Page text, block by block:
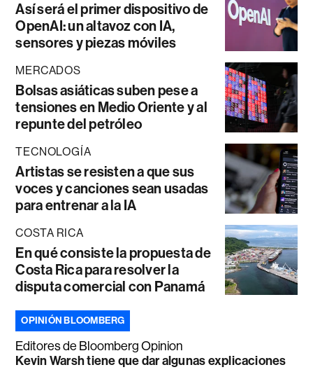
Así será el primer dispositivo de
OpenAI: un altavoz con IA,
sensores y piezas móviles
MERCADOS
Bolsas asiáticas suben pese a
tensiones en Medio Oriente y al
repunte del petróleo
TECNOLOGÍA
Artistas se resisten a que sus
voces y canciones sean usadas
para entrenar a la IA
COSTA RICA
En qué consiste la propuesta de
Costa Rica para resolver la
disputa comercial con Panamá
OPINIÓN BLOOMBERG
Editores de Bloomberg Opinion
Kevin Warsh tiene que dar algunas explicaciones